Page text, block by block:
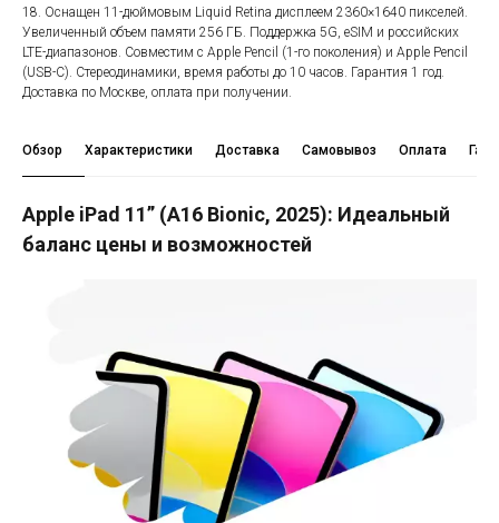
18. Оснащен 11-дюймовым Liquid Retina дисплеем 2360×1640 пикселей.
Увеличенный объем памяти 256 ГБ. Поддержка 5G, eSIM и российских
LTE-диапазонов. Совместим с Apple Pencil (1-го поколения) и Apple Pencil
(USB-C). Стереодинамики, время работы до 10 часов. Гарантия 1 год.
Доставка по Москве, оплата при получении.
Обзор Характеристики Доставка Самовывоз Оплата
Apple iPad 11” (A16 Bionic, 2025): Идеальный
баланс цены и возможностей